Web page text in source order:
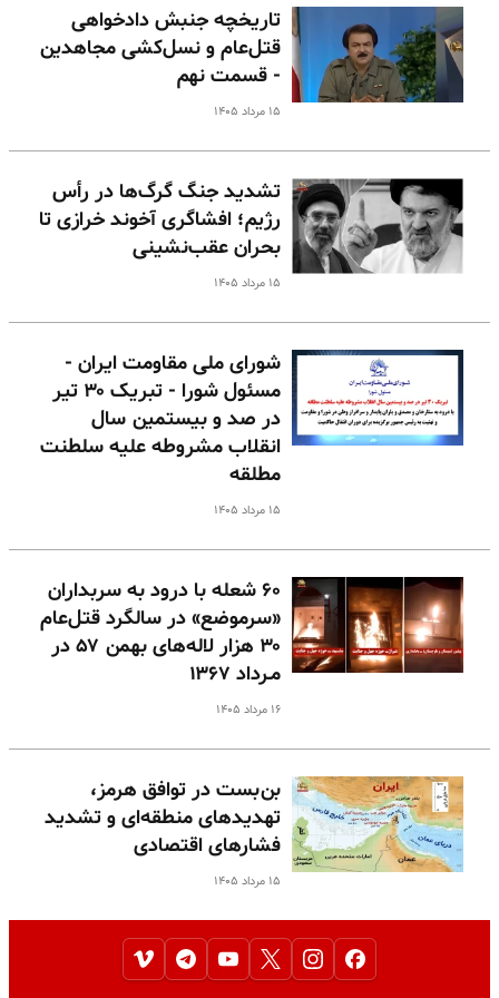
تاریخچه جنبش دادخواهی
قتل‌عام و نسل‌کشی مجاهدین
- قسمت نهم
۱۵ مرداد ۱۴۰۵
تشدید جنگ گرگ‌ها در رأس
رژیم؛ افشاگری آخوند خرازی تا
بحران عقب‌نشینی
۱۵ مرداد ۱۴۰۵
شورای ملی مقاومت ایران -
مسئول شورا - تبریک ۳۰ تیر
در صد و بیستمین سال
انقلاب مشروطه علیه سلطنت
مطلقه
۱۵ مرداد ۱۴۰۵
۶۰ شعله با درود به سربداران
«سرموضع» در سالگرد قتل‌عام
۳۰ هزار لاله‌های بهمن ۵۷ در
مـرداد ۱۳۶۷
۱۶ مرداد ۱۴۰۵
بن‌بست در توافق هرمز،
تهدیدهای منطقه‌ای و تشدید
فشارهای اقتصادی
۱۵ مرداد ۱۴۰۵